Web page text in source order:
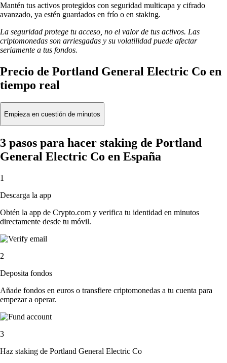
Mantén tus activos protegidos con seguridad multicapa y cifrado
avanzado, ya estén guardados en frío o en staking.
La seguridad protege tu acceso, no el valor de tus activos. Las
criptomonedas son arriesgadas y su volatilidad puede afectar
seriamente a tus fondos.
Precio de Portland General Electric Co en
tiempo real
Empieza en cuestión de minutos
3 pasos para hacer staking de Portland
General Electric Co en España
1
Descarga la app
Obtén la app de Crypto.com y verifica tu identidad en minutos
directamente desde tu móvil.
2
Deposita fondos
Añade fondos en euros o transfiere criptomonedas a tu cuenta para
empezar a operar.
3
Haz staking de Portland General Electric Co